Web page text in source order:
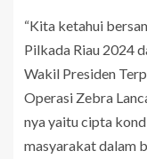
“Kita ketahui
Pilkada Riau 2024
Wakil Presiden
Operasi Zebra
nya yaitu cipta
masyarakat dalam